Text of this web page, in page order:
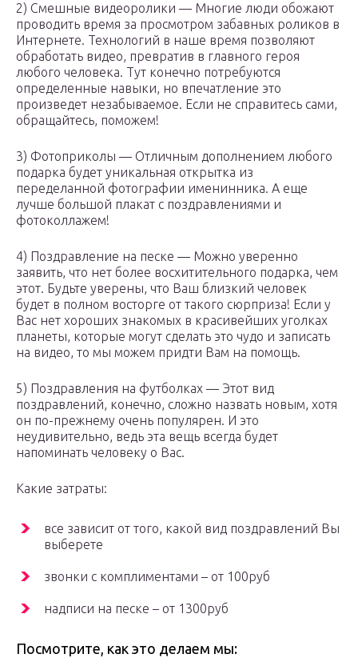
2) Смешные видеоролики — Многие люди обожают
проводить время за просмотром забавных роликов в
Интернете. Технологий в наше время позволяют
обработать видео, превратив в главного героя
любого человека. Тут конечно потребуются
определенные навыки, но впечатление это
произведет незабываемое. Если не справитесь сами,
обращайтесь, поможем!
3) Фотоприколы — Отличным дополнением любого
подарка будет уникальная открытка из
переделанной фотографии именинника. А еще
лучше большой плакат с поздравлениями и
фотоколлажем!
4) Поздравление на песке — Можно уверенно
заявить, что нет более восхитительного подарка, чем
этот. Будьте уверены, что Ваш близкий человек
будет в полном восторге от такого сюрприза! Если у
Вас нет хороших знакомых в красивейших уголках
планеты, которые могут сделать это чудо и записать
на видео, то мы можем придти Вам на помощь.
5) Поздравления на футболках — Этот вид
поздравлений, конечно, сложно назвать новым, хотя
он по-прежнему очень популярен. И это
неудивительно, ведь эта вещь всегда будет
напоминать человеку о Вас.
Какие затраты:
все зависит от того, какой вид поздравлений Вы
выберете
звонки с комплиментами – от 100руб
надписи на песке – от 1300руб
Посмотрите, как это делаем мы: